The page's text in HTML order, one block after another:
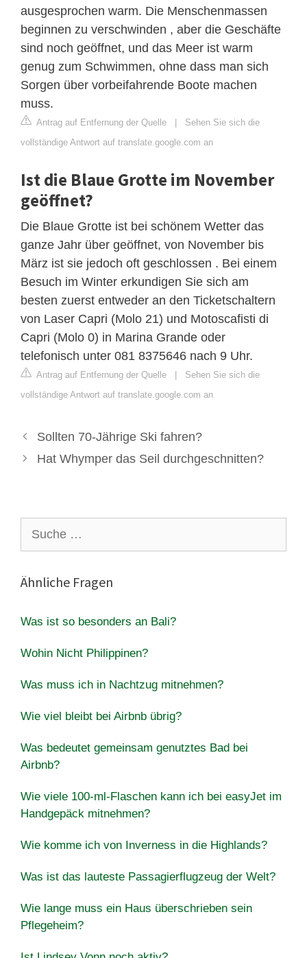
ausgesprochen warm. Die Menschenmassen
beginnen zu verschwinden , aber die Geschäfte
sind noch geöffnet, und das Meer ist warm
genug zum Schwimmen, ohne dass man sich
Sorgen über vorbeifahrende Boote machen
muss.
Antrag auf Entfernung der Quelle | Sehen Sie sich die
vollständige Antwort auf translate.google.com an
Ist die Blaue Grotte im November
geöffnet?
Die Blaue Grotte ist bei schönem Wetter das
ganze Jahr über geöffnet, von November bis
März ist sie jedoch oft geschlossen . Bei einem
Besuch im Winter erkundigen Sie sich am
besten zuerst entweder an den Ticketschaltern
von Laser Capri (Molo 21) und Motoscafisti di
Capri (Molo 0) in Marina Grande oder
telefonisch unter 081 8375646 nach 9 Uhr.
Antrag auf Entfernung der Quelle | Sehen Sie sich die
vollständige Antwort auf translate.google.com an
Sollten 70-Jährige Ski fahren?
Hat Whymper das Seil durchgeschnitten?
nach:
Ähnliche Fragen
Was ist so besonders an Bali?
Wohin Nicht Philippinen?
Was muss ich in Nachtzug mitnehmen?
Wie viel bleibt bei Airbnb übrig?
Was bedeutet gemeinsam genutztes Bad bei
Airbnb?
Wie viele 100-ml-Flaschen kann ich bei easyJet im
Handgepäck mitnehmen?
Wie komme ich von Inverness in die Highlands?
Was ist das lauteste Passagierflugzeug der Welt?
Wie lange muss ein Haus überschrieben sein
Pflegeheim?